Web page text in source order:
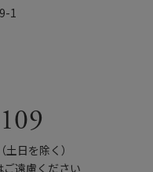
1
日を除く）
遠慮ください